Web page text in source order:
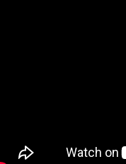
？少病少惱否？遊步
家導讀：佛教正覺同
與真密》的巨著。從
教、印度教外道思想的
坦特羅佛教」的源頭。
之一的文化圈，很早